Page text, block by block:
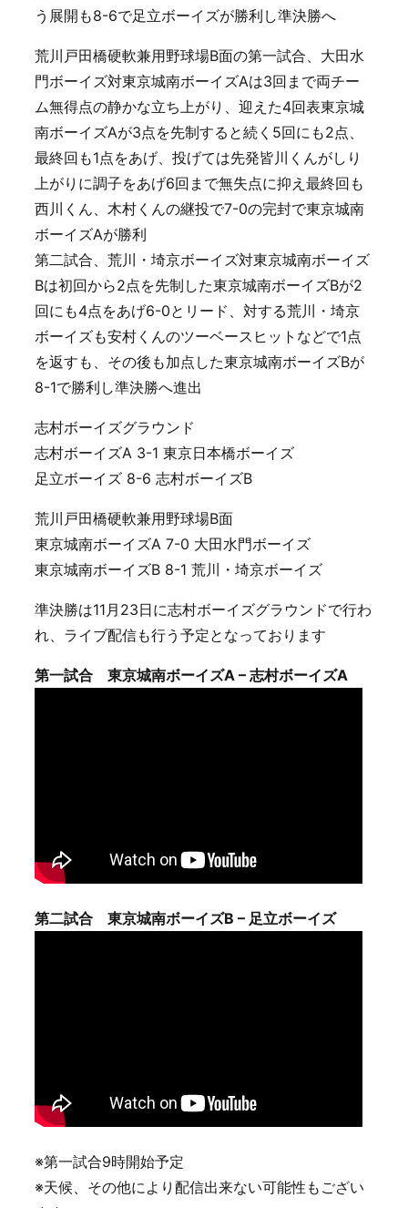
う展開も8-6で足立ボーイズが勝利し準決勝へ
荒川戸田橋硬軟兼用野球場B面の第一試合、大田水
門ボーイズ対東京城南ボーイズAは3回まで両チー
ム無得点の静かな立ち上がり、迎えた4回表東京城
南ボーイズAが3点を先制すると続く5回にも2点、
最終回も1点をあげ、投げては先発皆川くんがしり
上がりに調子をあげ6回まで無失点に抑え最終回も
西川くん、木村くんの継投で7-0の完封で東京城南
ボーイズAが勝利
第二試合、荒川・埼京ボーイズ対東京城南ボーイズ
Bは初回から2点を先制した東京城南ボーイズBが2
回にも4点をあげ6-0とリード、対する荒川・埼京
ボーイズも安村くんのツーベースヒットなどで1点
を返すも、その後も加点した東京城南ボーイズBが
8-1で勝利し準決勝へ進出
志村ボーイズグラウンド
志村ボーイズA 3-1 東京日本橋ボーイズ
足立ボーイズ 8-6 志村ボーイズB
荒川戸田橋硬軟兼用野球場B面
東京城南ボーイズA 7-0 大田水門ボーイズ
東京城南ボーイズB 8-1 荒川・埼京ボーイズ
準決勝は11月23日に志村ボーイズグラウンドで行わ
れ、ライブ配信も行う予定となっております
第一試合 東京城南ボーイズA – 志村ボーイズA
第二試合 東京城南ボーイズB – 足立ボーイズ
※第一試合9時開始予定
※天候、その他により配信出来ない可能性もござい